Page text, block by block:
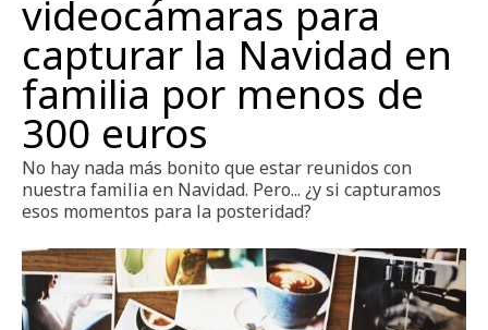
videocámaras para
capturar la Navidad en
familia por menos de
300 euros
No hay nada más bonito que estar reunidos con
nuestra familia en Navidad. Pero... ¿y si capturamos
esos momentos para la posteridad?